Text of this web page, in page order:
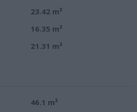
23.42 m²
16.35 m²
21.31 m²
46.1 m²